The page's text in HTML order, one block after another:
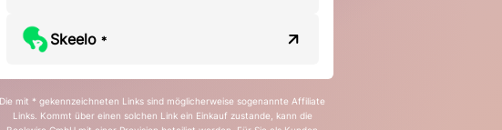
Skeelo *
Die mit * gekennzeichneten Links sind möglicherweise sogenannte Affiliate
Links. Kommt über einen solchen Link ein Einkauf zustande, kann die